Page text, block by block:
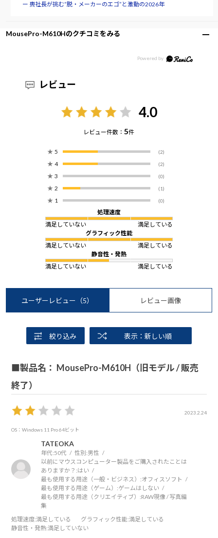
ー 軣社長が挑む“脱・メーカーのエゴ”と激動の2026年
MousePro-M610Hのクチコミをみる
レビュー
4.0
レビュー件数：5件
★ 5 (2)
★ 4 (2)
★ 3 (0)
★ 2 (1)
★ 1 (0)
処理速度
満足していない
満足している
グラフィック性能
満足していない
満足している
静音性・発熱
満足していない
満足している
ユーザーレビュー （5） レビュー画像
絞り込み 表示：新しい順
■製品名： MousePro-M610H（旧モデル / 販売
終了）
2023.2.24
OS：Windows 11 Pro 64ビット
TATEOKA
年代:50代 性別:男性
以前にマウスコンピューター製品をご購入されたことは
ありますか？:はい
最も使用する用途（一般・ビジネス）:オフィスソフト
最も使用する用途（ゲーム）:ゲームはしない
最も使用する用途（クリエイティブ）:RAW現像 / 写真編
集
処理速度:満足している グラフィック性能:満足している
静音性・発熱:満足していない